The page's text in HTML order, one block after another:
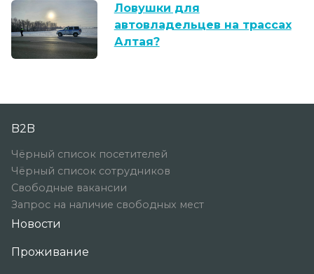
Ловушки для
автовладельцев на трассах
Алтая?
B2B
Чёрный список посетителей
Чёрный список сотрудников
Свободные вакансии
Запрос на наличие свободных мест
Новости
Проживание